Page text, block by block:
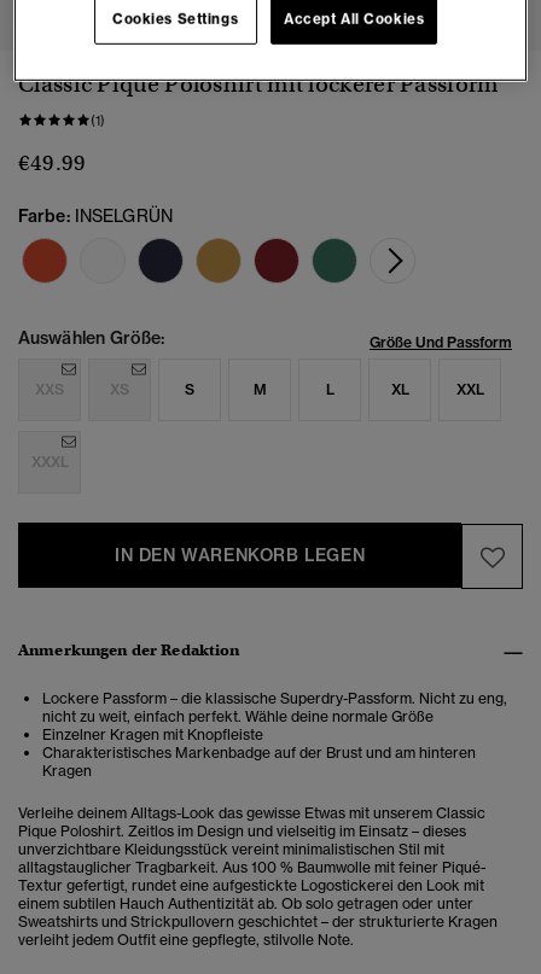
Classic Pique Poloshirt mit lockerer Passform
(1)
€49.99
Farbe: INSELGRÜN
Auswählen Größe: Größe Und Passform
XXS XS S M L XL XXL
XXXL
IN DEN WARENKORB LEGEN
Anmerkungen der Redaktion
Lockere Passform – die klassische Superdry-Passform. Nicht zu eng,
nicht zu weit, einfach perfekt. Wähle deine normale Größe
Einzelner Kragen mit Knopfleiste
Charakteristisches Markenbadge auf der Brust und am hinteren
Kragen
Verleihe deinem Alltags-Look das gewisse Etwas mit unserem Classic
Pique Poloshirt. Zeitlos im Design und vielseitig im Einsatz – dieses
unverzichtbare Kleidungsstück vereint minimalistischen Stil mit
alltagstauglicher Tragbarkeit. Aus 100 % Baumwolle mit feiner Piqué-
Textur gefertigt, rundet eine aufgestickte Logostickerei den Look mit
einem subtilen Hauch Authentizität ab. Ob solo getragen oder unter
Sweatshirts und Strickpullovern geschichtet – der strukturierte Kragen
verleiht jedem Outfit eine gepflegte, stilvolle Note.
Accept All Cookies
Cookies Settings